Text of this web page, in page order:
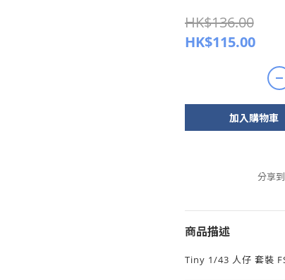
HK$136.00
HK$115.00
加入購物車
分享到
商品描述
Tiny 1/43 人仔 套裝